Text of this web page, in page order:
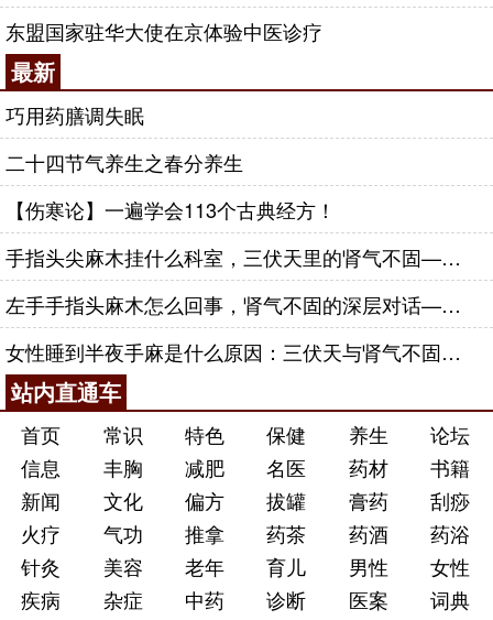
东盟国家驻华大使在京体验中医诊疗
最新
巧用药膳调失眠
二十四节气养生之春分养生
【伤寒论】一遍学会113个古典经方！
手指头尖麻木挂什么科室，三伏天里的肾气不固——肾合jjn
左手手指头麻木怎么回事，肾气不固的深层对话——肾合jjn
女性睡到半夜手麻是什么原因：三伏天与肾气不固的深层对话
站内直通车
首页 常识 特色 保健 养生
论坛
信息
丰胸 减肥 名医 药材
书籍
新闻
文化 偏方 拔罐 膏药
刮痧
火疗
气功 推拿 药茶 药酒
药浴
针灸
美容 老年 育儿 男性
女性
疾病
杂症 中药 诊断 医案
词典